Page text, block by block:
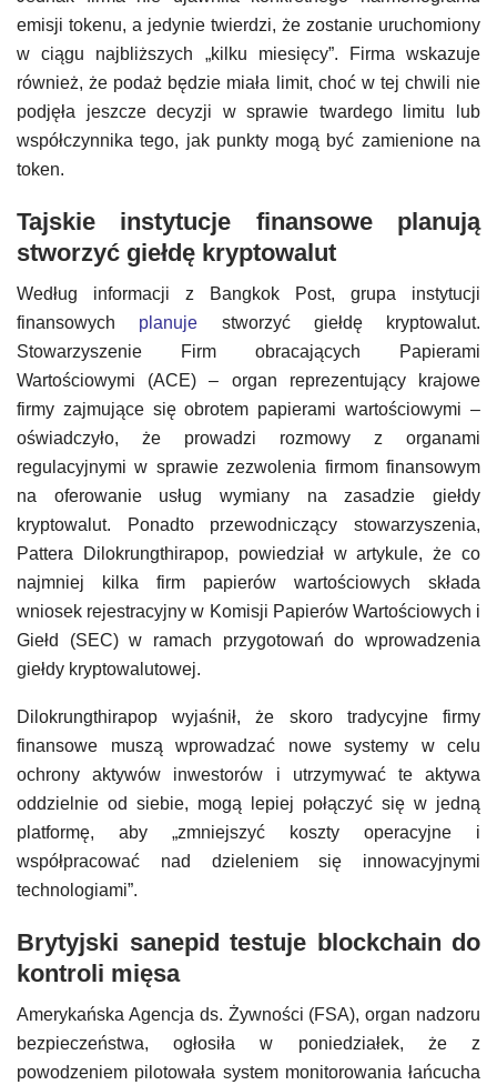
emisji tokenu, a jedynie twierdzi, że zostanie uruchomiony
w ciągu najbliższych „kilku miesięcy”. Firma wskazuje
również, że podaż będzie miała limit, choć w tej chwili nie
podjęła jeszcze decyzji w sprawie twardego limitu lub
współczynnika tego, jak punkty mogą być zamienione na
token.
Tajskie instytucje finansowe planują
stworzyć giełdę kryptowalut
Według informacji z Bangkok Post, grupa instytucji
finansowych planuje stworzyć giełdę kryptowalut.
Stowarzyszenie Firm obracających Papierami
Wartościowymi (ACE) – organ reprezentujący krajowe
firmy zajmujące się obrotem papierami wartościowymi –
oświadczyło, że prowadzi rozmowy z organami
regulacyjnymi w sprawie zezwolenia firmom finansowym
na oferowanie usług wymiany na zasadzie giełdy
kryptowalut. Ponadto przewodniczący stowarzyszenia,
Pattera Dilokrungthirapop, powiedział w artykule, że co
najmniej kilka firm papierów wartościowych składa
wniosek rejestracyjny w Komisji Papierów Wartościowych i
Giełd (SEC) w ramach przygotowań do wprowadzenia
giełdy kryptowalutowej.
Dilokrungthirapop wyjaśnił, że skoro tradycyjne firmy
finansowe muszą wprowadzać nowe systemy w celu
ochrony aktywów inwestorów i utrzymywać te aktywa
oddzielnie od siebie, mogą lepiej połączyć się w jedną
platformę, aby „zmniejszyć koszty operacyjne i
współpracować nad dzieleniem się innowacyjnymi
technologiami”.
Brytyjski sanepid testuje blockchain do
kontroli mięsa
Amerykańska Agencja ds. Żywności (FSA), organ nadzoru
bezpieczeństwa, ogłosiła w poniedziałek, że z
powodzeniem pilotowała system monitorowania łańcucha